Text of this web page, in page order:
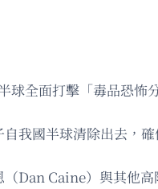
全面打擊「毒品恐怖
我國半球清除出去，
Dan Caine）與其他